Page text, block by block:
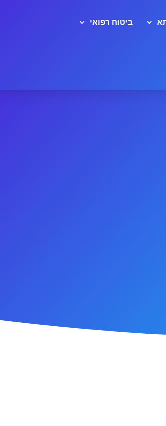
ביטוח רפואי